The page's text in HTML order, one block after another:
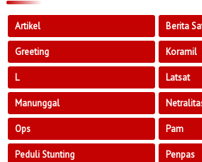
Artikel Berita
Greeting Koramil
L Latsat
Manunggal
Ops Pam
Peduli Stunting Penpas